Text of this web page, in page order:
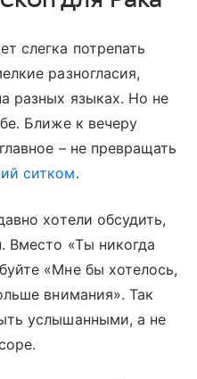
слегка потрепать
разногласия,
разных языках. Но не
Ближе к вечеру
– не превращать
ситком.
хотели обсудить,
Вместо «Ты никогда
«Мне бы хотелось,
внимания». Так
услышанными, а не